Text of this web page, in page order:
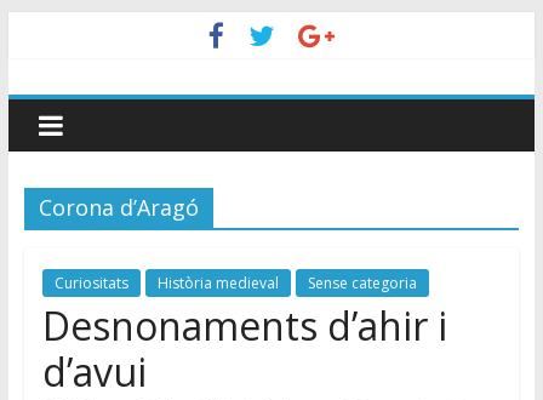
Corona d’Aragó
Curiositats Història medieval Sense categoria
Desnonaments d’ahir i
d’avui